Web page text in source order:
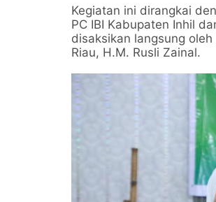
Kegiatan ini dirangkai
PC IBI Kabupaten Inhil
disaksikan langsung
Riau, H.M. Rusli Zainal.